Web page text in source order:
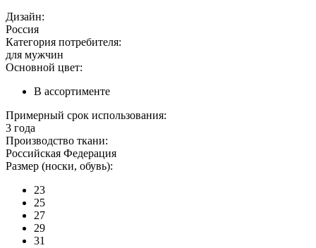
Дизайн:
Россия
Категория потребителя:
для мужчин
Основной цвет:
В ассортименте
Примерный срок использования:
3 года
Производство ткани:
Российская Федерация
Размер (носки, обувь):
23
25
27
29
31